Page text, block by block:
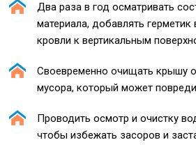
Два раза в год осматривать
материала, добавлять
кровли к вертикальным
Своевременно очищать крышу
мусора, который может
Проводить осмотр и очистку
чтобы избежать засоров и